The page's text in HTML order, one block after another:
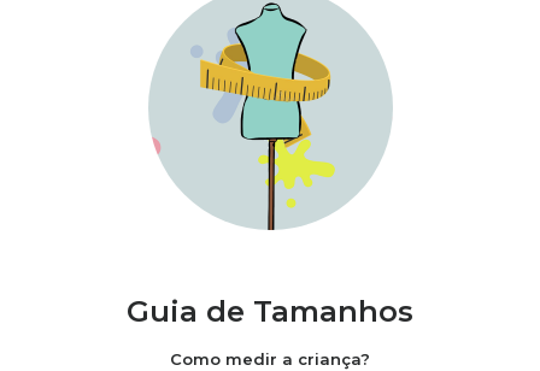
Guia de Tamanhos
Como medir a criança?